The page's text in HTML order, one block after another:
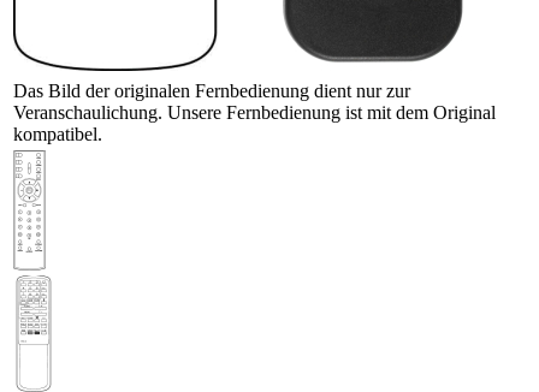
Das Bild der originalen Fernbedienung dient nur zur
Veranschaulichung. Unsere Fernbedienung ist mit dem Original
kompatibel.